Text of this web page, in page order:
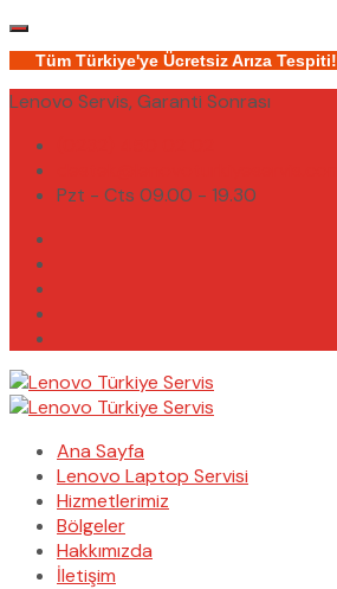
Tüm Türkiye'ye Ücretsiz Arıza Tespiti!
Lenovo Servis, Garanti Sonrası
Pzt - Cts 09.00 - 19.30
Ana Sayfa
Lenovo Laptop Servisi
Hizmetlerimiz
Bölgeler
Hakkımızda
İletişim